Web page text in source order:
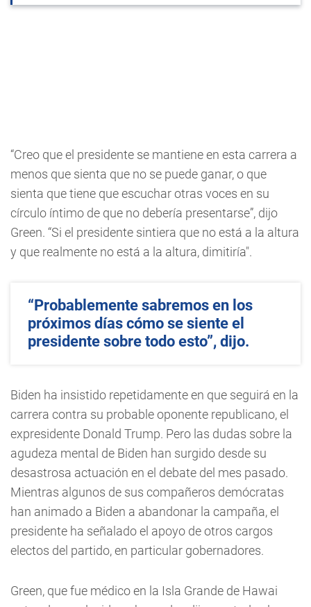
“Creo que el presidente se mantiene en esta carrera a
menos que sienta que no se puede ganar, o que
sienta que tiene que escuchar otras voces en su
círculo íntimo de que no debería presentarse”, dijo
Green. “Si el presidente sintiera que no está a la altura
y que realmente no está a la altura, dimitiría".
“Probablemente sabremos en los
próximos días cómo se siente el
presidente sobre todo esto”, dijo.
Biden ha insistido repetidamente en que seguirá en la
carrera contra su probable oponente republicano, el
expresidente Donald Trump. Pero las dudas sobre la
agudeza mental de Biden han surgido desde su
desastrosa actuación en el debate del mes pasado.
Mientras algunos de sus compañeros demócratas
han animado a Biden a abandonar la campaña, el
presidente ha señalado el apoyo de otros cargos
electos del partido, en particular gobernadores.
Green, que fue médico en la Isla Grande de Hawai